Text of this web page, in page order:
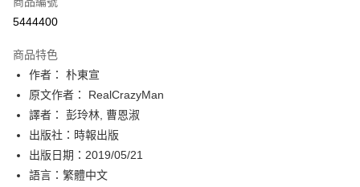
ATM付款
運送方式
付款後全家取貨
每筆NT$60，滿NT$499(含以上)免運費
付款後7-11取貨
每筆NT$60，滿NT$499(含以上)免運費
宅配
5444400
商品特色
作者： 朴東宣
原文作者： RealCrazyMan
譯者： 彭玲林, 曹恩淑
出版社：時報出版
出版日期：2019/05/21
語言：繁體中文